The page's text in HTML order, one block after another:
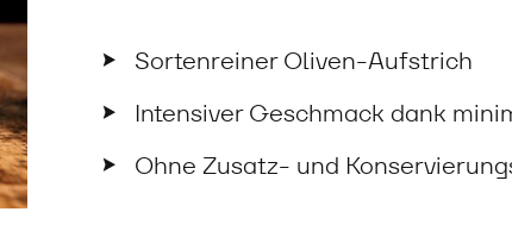
Sortenreiner Oliven-Aufstrich
Intensiver Geschmack dank
Ohne Zusatz- und